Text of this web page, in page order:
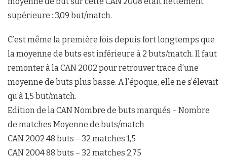
supérieure : 3,09 but/match.
C’est même la première fois depuis fort longtemps que
la moyenne de buts est inférieure à 2 buts/match. Il faut
remonter à la CAN 2002 pour retrouver trace d’une
moyenne de buts plus basse. A l’époque, elle ne s’élevait
qu’à 1,5 but/match.
Edition de la CAN Nombre de buts marqués – Nombre
de matches Moyenne de buts/match
CAN 2002 48 buts – 32 matches 1,5
CAN 2004 88 buts – 32 matches 2,75